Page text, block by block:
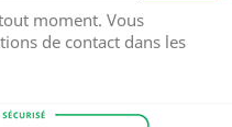
moment. Vous
de contact dans les